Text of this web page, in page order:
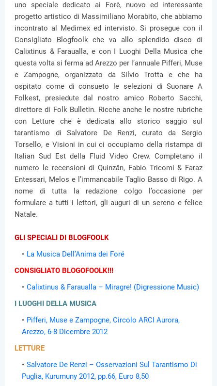
uno speciale dedicato ai Forè, nuovo ed interessante
progetto artistico di Massimiliano Morabito, che abbiamo
incontrato al Medimex ed intervisto. Si prosegue con il
Consigliato Blogfoolk che va allo splendido disco di
Calixtinus & Faraualla, e con I Luoghi Della Musica che
questa volta si ferma ad Arezzo per l’annuale Pifferi, Muse
e Zampogne, organizzato da Silvio Trotta e che ha
ospitato come di consueto le selezioni di Suonare A
Folkest, presiedute dal nostro amico Roberto Sacchi,
direttore di Folk Bulletin. Ricche anche le nostre rubriche
con Letture che è dedicata allo storico saggio sul
tarantismo di Salvatore De Renzi, curato da Sergio
Torsello, e Visioni in cui ci occupiamo della ristampa di
Italian Sud Est della Fluid Video Crew. Completano il
numero le recensioni di Quinzân, Fabio Tricomi & Faraz
Entessari, Melos e l’immancabile Taglio Basso di Rigo. A
nome di tutta la redazione colgo l’occasione per
formulare a tutti i lettori, gli auguri di un sereno e felice
Natale.
GLI SPECIALI DI BLOGFOOLK
La Musica Dell’Anima dei Foré
CONSIGLIATO BLOGOFOOLK!!!
Calixtinus & Faraualla – Miragre! (Digressione Music)
I LUOGHI DELLA MUSICA
Pifferi, Muse e Zampogne, Circolo ARCI Aurora,
Arezzo, 6-8 Dicembre 2012
LETTURE
Salvatore De Renzi – Osservazioni Sul Tarantismo Di
Puglia, Kurumuny 2012, pp.66, Euro 8,50